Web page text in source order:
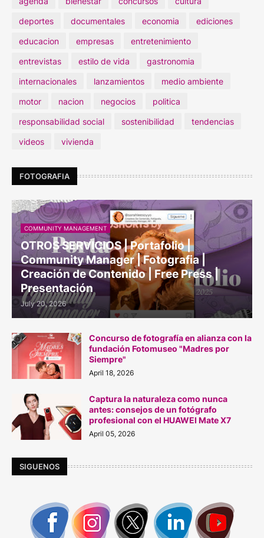
deportes
documentales economia
ediciones
educacion
empresas
entretenimiento
entrevistas
estilo de vida
gastronomia
internacionales
lanzamientos
medio ambiente
motor
nacion negocios
politica
responsabilidad social
sostenibilidad
tendencias
videos
vivienda
FOTOGRAFIA
COMMUNITY MANAGEMENT
OTROS SERVICIOS | Portafolio |
Community Manager | Fotografia |
Creación de Contenido | Free Press |
Presentación
July 20, 2026
Concurso de fotografía en alianza con la
fundación Fotomuseo "Madres por
Siempre"
April 18, 2026
Captura la naturaleza como nunca
antes: consejos de un fotógrafo
profesional con el HUAWEI Mate X7
April 05, 2026
SIGUENOS